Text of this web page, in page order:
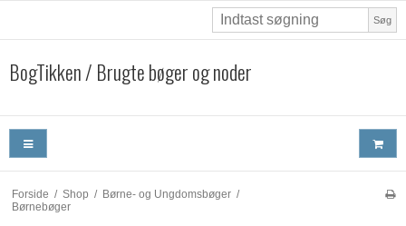
Søg
BogTikken / Brugte bøger og noder
Forside / Shop / Børne- og Ungdomsbøger /
Børnebøger